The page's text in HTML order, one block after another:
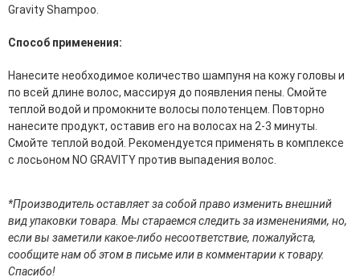
Для Тела
Автозагар для тела
Бальзамы и гели для тела
Гели для душа
Дезодоранты для тела
Защита от солнца для тела
Кремы для тела
Лосьоны, сыворотки и эликсиры для тела
Молочко для тела
Мыло
Наборы по уходу за телом
Пены для ванны
Скрабы и пилинги для тела
Gravity Shampoo.
Способ применения:
Нанесите необходимое количество шампуня на кожу головы и
по всей длине волос, массируя до появления пены. Смойте
теплой водой и промокните волосы полотенцем. Повторно
нанесите продукт, оставив его на волосах на 2-3 минуты.
Смойте теплой водой. Рекомендуется применять в комплексе
с лосьоном NO GRAVITY против выпадения волос.
*Производитель оставляет за собой право изменить внешний
вид упаковки товара. Мы стараемся следить за изменениями, но,
если вы заметили какое-либо несоответствие, пожалуйста,
сообщите нам об этом в письме или в комментарии к товару.
Спасибо!